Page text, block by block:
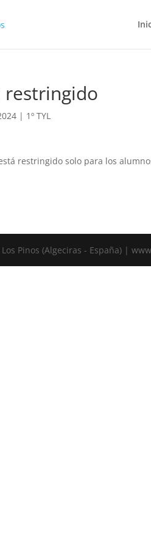
restringido
| 1º TYL
restringido solo para los
Pinos (Algeciras - España) |